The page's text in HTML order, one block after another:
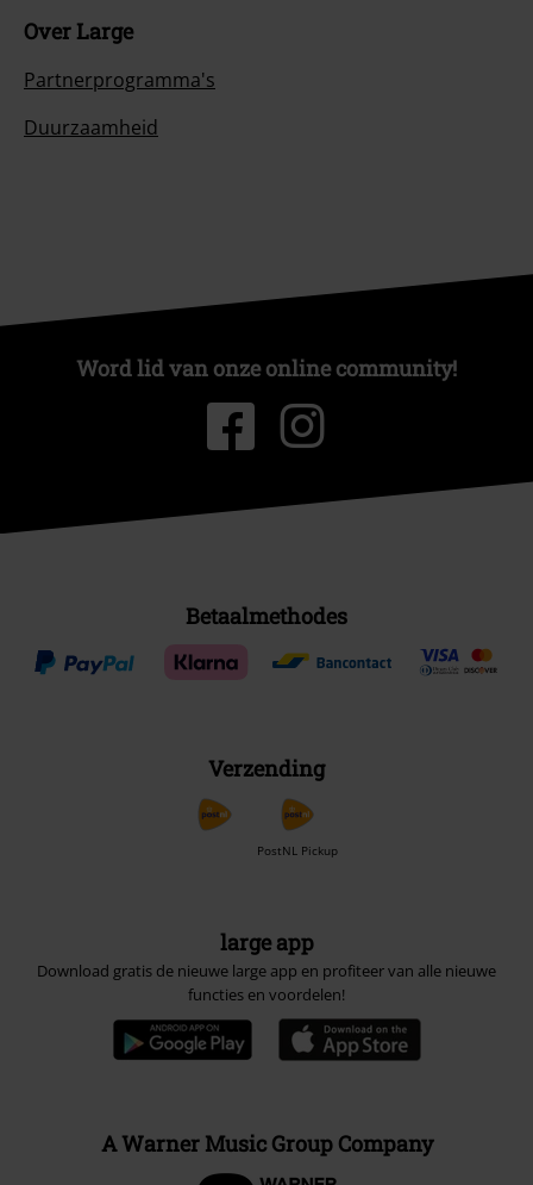
Over Large
Partnerprogramma's
Duurzaamheid
Word lid van onze online community!
Betaalmethodes
Verzending
PostNL Pickup
large app
Download gratis de nieuwe large app en profiteer van alle nieuwe
functies en voordelen!
A Warner Music Group Company